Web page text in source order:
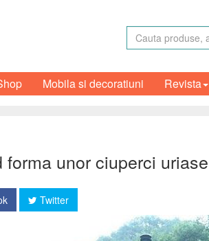
Mobila si decoratiuni Revista
unor ciuperci uriase
Twitter